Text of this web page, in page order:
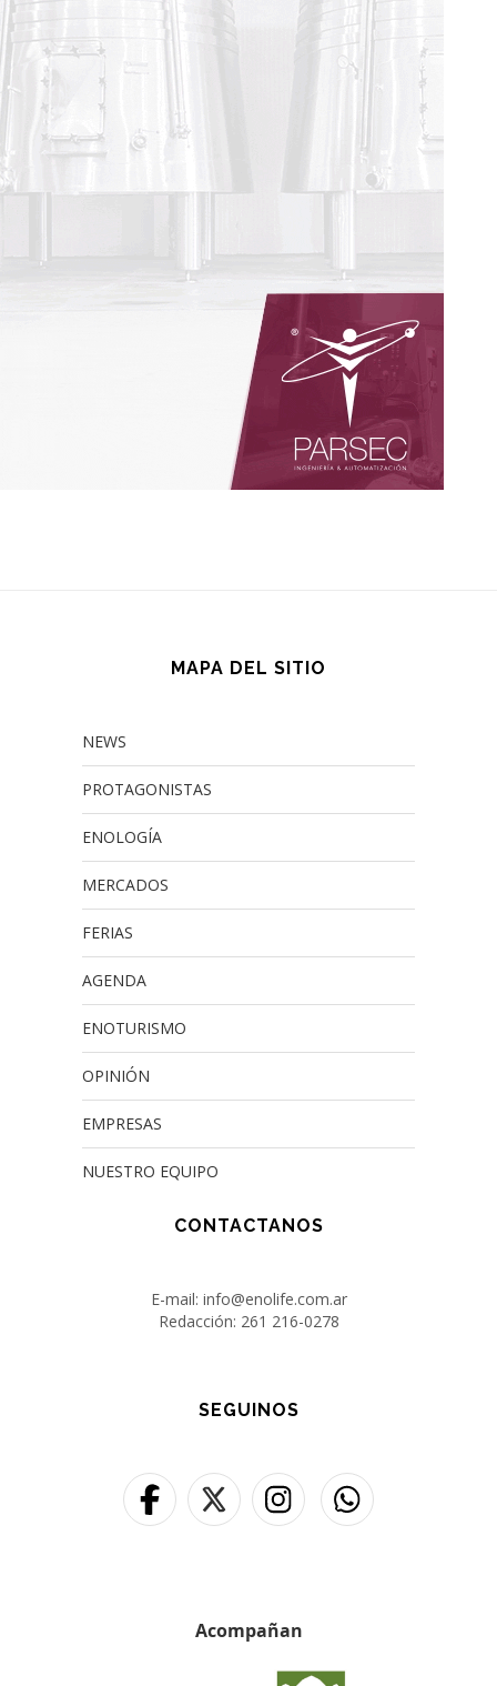
MAPA DEL SITIO
NEWS
PROTAGONISTAS
ENOLOGÍA
MERCADOS
FERIAS
AGENDA
ENOTURISMO
OPINIÓN
EMPRESAS
NUESTRO EQUIPO
CONTACTANOS
E-mail: info@enolife.com.ar
Redacción: 261 216-0278
SEGUINOS
Acompañan